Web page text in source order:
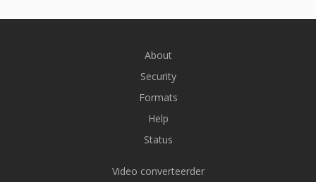
About
Security
Formats
Help
Status
Video converteerder